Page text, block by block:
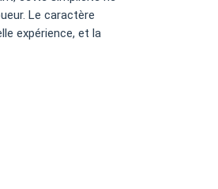
Le caractère
expérience, et la